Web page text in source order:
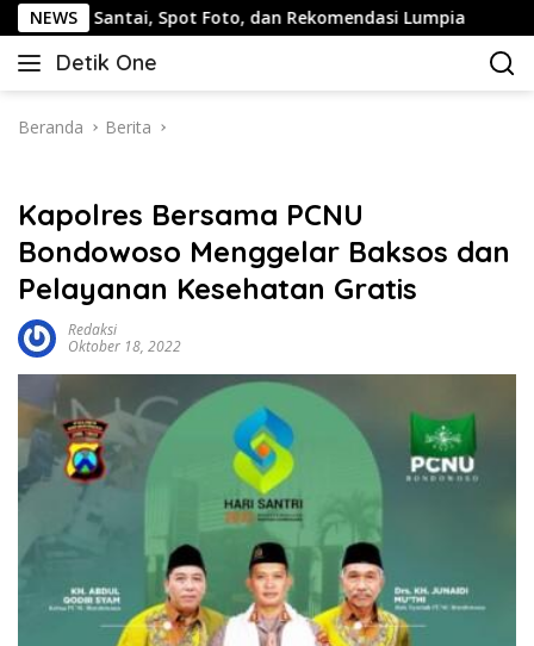
Langsung
ke
konten
NEWSSpot Foto, dan Rekomendasi Lumpia Panduan
Detik One
Tajam
Fakta
Beranda Berita
Kapolres Bersama PCNU
Bondowoso Menggelar Baksos dan
Pelayanan Kesehatan Gratis
Redaksi
Oktober 18, 2022